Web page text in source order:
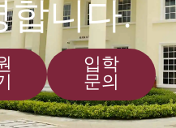
합니다.
입학
문의